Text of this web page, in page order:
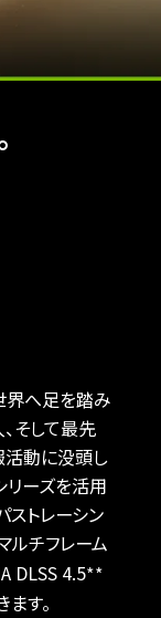
界へ足を踏み
そして最先
動に没頭し
リーズを活用
ストレーシン
ルチフレーム
DLSS 4.5**
す。